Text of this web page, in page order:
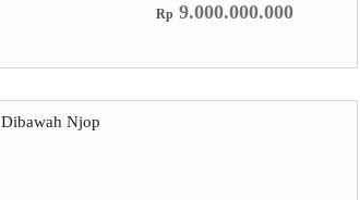
Rp 9.000.000.000
Njop